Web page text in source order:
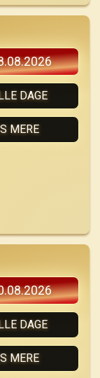
18.08.2026
DAGE
MERE
20.08.2026
DAGE
MERE